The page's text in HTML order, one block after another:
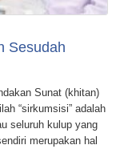
Sesudah
Sunat (khitan)
“sirkumsisi” adalah
seluruh kulup yang
merupakan hal